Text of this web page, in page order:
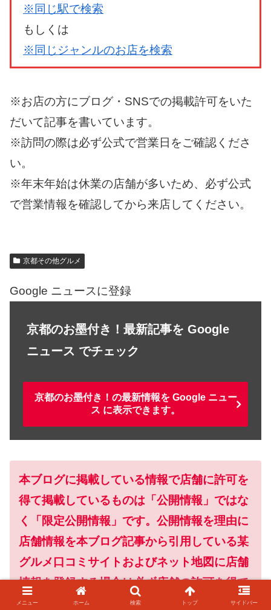
※同じ駅で検索
もしくは
※同じジャンルのお店を検索
※お店の方にブログ・SNSでの掲載許可をいた
だいて記事を書いています。
※訪問の際は必ず公式で営業日をご確認くださ
い。
※年末年始は休業の店舗が多いため、必ず公式
で営業情報を確認してから来店してください。
京都その他グルメ
Google ニュースに登録
京都のお墨付き！最新記事を Google
ニュース でチェック
京都のお墨付き！の最新情報を Google ニュー
ス に表示できます。
本ブログに掲載している情報で店舗に許可を
得て掲載しているものは「公開情報」ではな
く「限定公開情報」です。公開情報を理由に
店舗情報を本ブログ記事から引用している某
グルメ口コミサイトおよびネット地図に店舗
情報を登録する場合は必ず店舗の許可を得て
からにしてください。また、不用意に電話番
メニュー ホーム 検索 トップ サイドバー